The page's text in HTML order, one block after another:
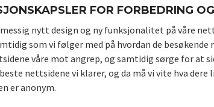
FOR FORBEDRING
nytt design og ny funksjonalitet på våre
som vi følger med på hvordan de
våre mot angrep, og samtidig sørge for at
nettsidene vi klarer, og da må vi vite hva
er anonym.